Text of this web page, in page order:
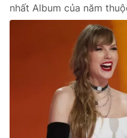
nhất Album của năm